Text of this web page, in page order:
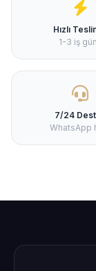
Hızlı
1-3 iş
7/24
WhatsApp